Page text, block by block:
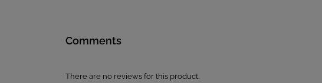
Comments
There are no reviews for this product.